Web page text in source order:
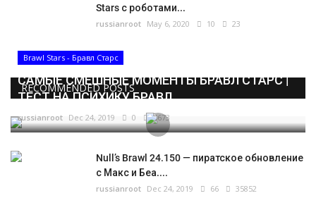
Stars с роботами...
russianroot May 6, 2020 10 23
RECOMMENDED POSTS
Brawl Stars - Бравл Старс
САМЫЕ СМЕШНЫЕ МОМЕНТЫ БРАВЛ СТАРС |
ТЕСТ НА ПСИХИКУ БРАВЛ...
russianroot Dec 24, 2019 0 5673
Null’s Brawl 24.150 — пиратское обновление
с Макс и Беа....
russianroot Dec 24, 2019 66 35852